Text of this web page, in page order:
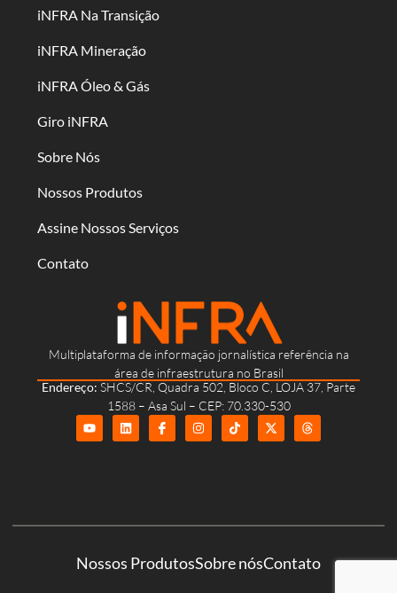
Multiplataforma de informação jornalística referência na
área de infraestrutura no Brasil
Endereço: SHCS/CR, Quadra 502, Bloco C, LOJA 37, Parte
1588 – Asa Sul – CEP: 70.330-530
iNFRA Na Transição
iNFRA Mineração
iNFRA Óleo & Gás
Giro iNFRA
Sobre Nós
Nossos Produtos
Assine Nossos Serviços
Contato
Nossos ProdutosSobre nósContato